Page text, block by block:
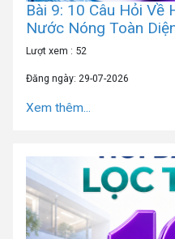
Bài 9: 10 Câu Hỏi Về
Nước Nóng Toàn
Lượt xem : 52
Đăng ngày: 29-07-2026
Xem thêm...